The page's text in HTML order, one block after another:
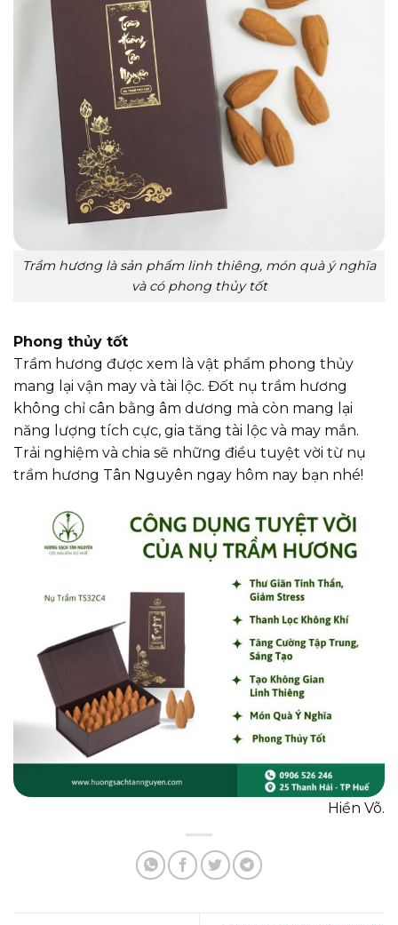
Trầm hương là sản phẩm linh thiêng, món quà ý nghĩa
và có phong thủy tốt
Phong thủy tốt
Trầm hương được xem là vật phẩm phong thủy
mang lại vận may và tài lộc. Đốt nụ trầm hương
không chỉ cân bằng âm dương mà còn mang lại
năng lượng tích cực, gia tăng tài lộc và may mắn.
Trải nghiệm và chia sẽ những điều tuyệt vời từ nụ
trầm hương Tân Nguyên ngay hôm nay bạn nhé!
Hiền Võ.